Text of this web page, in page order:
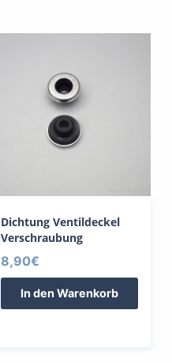
Dichtung Ventildeckel
Verschraubung
8,90€
In den Warenkorb